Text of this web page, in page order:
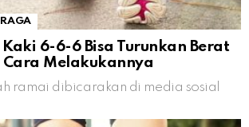
6-6-6 Bisa Turunkan Berat
Cara Melakukannya
ramai dibicarakan di media sosial